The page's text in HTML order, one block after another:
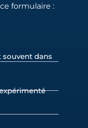
formulaire :
souvent dans